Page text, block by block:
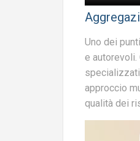
Uno dei
e
approccio
qualità dei